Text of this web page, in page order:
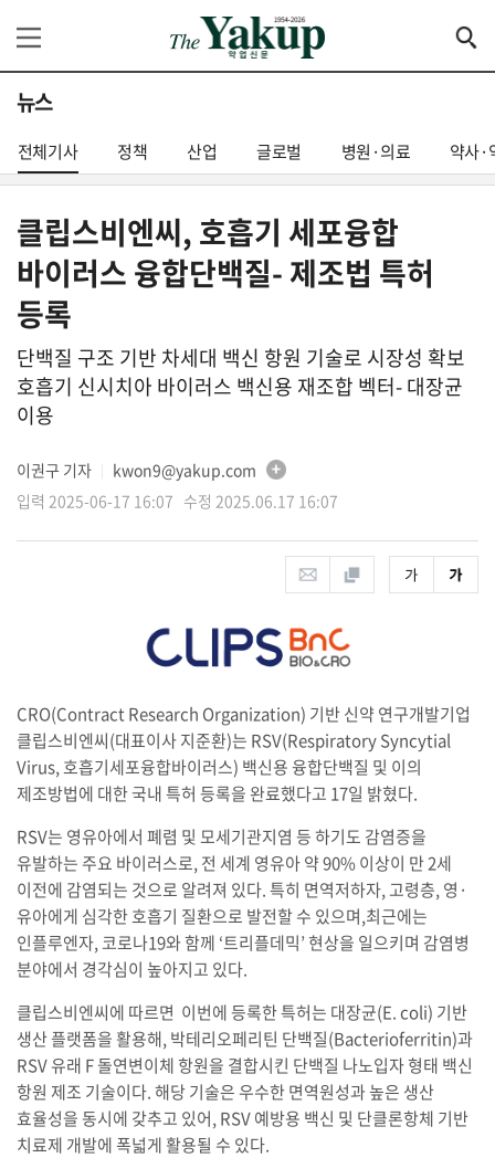
뉴스
전체기사 정책 산업 글로벌 병원·의료 약사·
클립스비엔씨, 호흡기 세포융합
바이러스 융합단백질- 제조법 특허
등록
단백질 구조 기반 차세대 백신 항원 기술로 시장성 확보
호흡기 신시치아 바이러스 백신용 재조합 벡터- 대장균
이용
이권구 기자
kwon9@yakup.com
입력 2025-06-17 16:07 수정 2025.06.17 16:07
CRO(Contract Research Organization) 기반 신약 연구개발기업
클립스비엔씨(대표이사 지준환)는 RSV(Respiratory Syncytial
Virus, 호흡기세포융합바이러스) 백신용 융합단백질 및 이의
제조방법에 대한 국내 특허 등록을 완료했다고 17일 밝혔다.
RSV는 영유아에서 폐렴 및 모세기관지염 등 하기도 감염증을
유발하는 주요 바이러스로, 전 세계 영유아 약 90% 이상이 만 2세
이전에 감염되는 것으로 알려져 있다. 특히 면역저하자, 고령층, 영·
유아에게 심각한 호흡기 질환으로 발전할 수 있으며,최근에는
인플루엔자, 코로나19와 함께 ‘트리플데믹’ 현상을 일으키며 감염병
분야에서 경각심이 높아지고 있다.
클립스비엔씨에 따르면 이번에 등록한 특허는 대장균(E. coli) 기반
생산 플랫폼을 활용해, 박테리오페리틴 단백질(Bacterioferritin)과
RSV 유래 F 돌연변이체 항원을 결합시킨 단백질 나노입자 형태 백신
항원 제조 기술이다. 해당 기술은 우수한 면역원성과 높은 생산
효율성을 동시에 갖추고 있어, RSV 예방용 백신 및 단클론항체 기반
치료제 개발에 폭넓게 활용될 수 있다.